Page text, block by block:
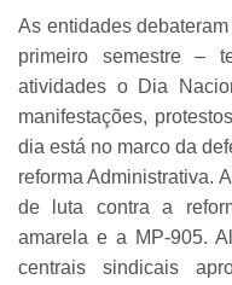
As entidades
primeiro semestre –
atividades o Dia
manifestações,
dia está no marco da
reforma Administrativa.
de luta contra a
amarela e a MP-905.
centrais sindicais